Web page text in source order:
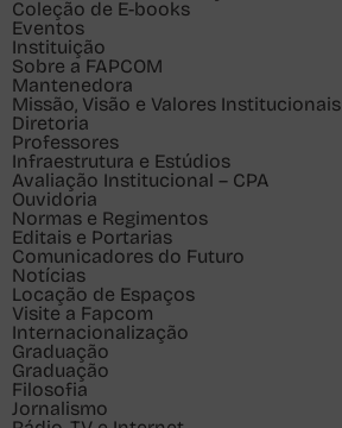
Coleção de E-books
Eventos
Instituição
Sobre a FAPCOM
Mantenedora
Missão, Visão e Valores Institucionais
Diretoria
Professores
Infraestrutura e Estúdios
Avaliação Institucional – CPA
Ouvidoria
Normas e Regimentos
Editais e Portarias
Comunicadores do Futuro
Notícias
Locação de Espaços
Visite a Fapcom
Internacionalização
Graduação
Graduação
Filosofia
Jornalismo